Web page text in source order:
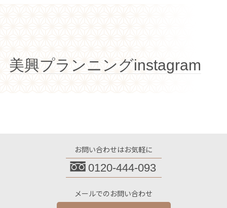
美興プランニングinstagram
お問い合わせはお気軽に
0120-444-093
メールでのお問い合わせ